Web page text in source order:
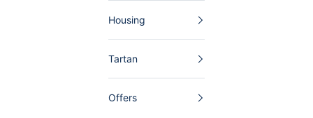
Housing
Tartan
Offers